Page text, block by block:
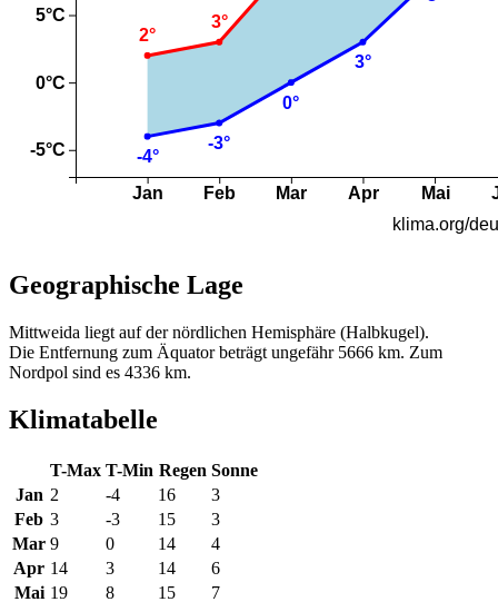
Geographische Lage
Mittweida liegt auf der nördlichen Hemisphäre (Halbkugel).
Die Entfernung zum Äquator beträgt ungefähr 5666 km. Zum
Nordpol sind es 4336 km.
Klimatabelle
T-Max T-Min Regen Sonne
Jan 2 -4 16
3
Feb 3 -3 15
3
Mar 9 0 14
4
Apr 14 3 14
6
Mai 19 8 15 7